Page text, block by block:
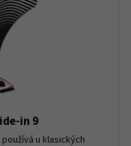
in 9
u klasických